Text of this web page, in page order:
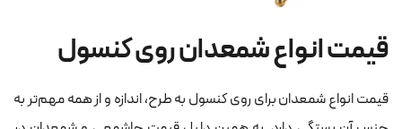
قیمت انواع شمعدان روی کنسول
قیمت انواع شمعدان برای روی کنسول به طرح، اندازه و از همه مهم‌تر به